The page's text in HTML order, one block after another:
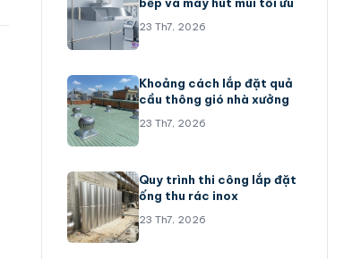
23 Th7, 2026
Khoảng cách lắp đặt quả
cầu thông gió nhà xưởng
23 Th7, 2026
Quy trình thi công lắp đặt
ống thu rác inox
23 Th7, 2026